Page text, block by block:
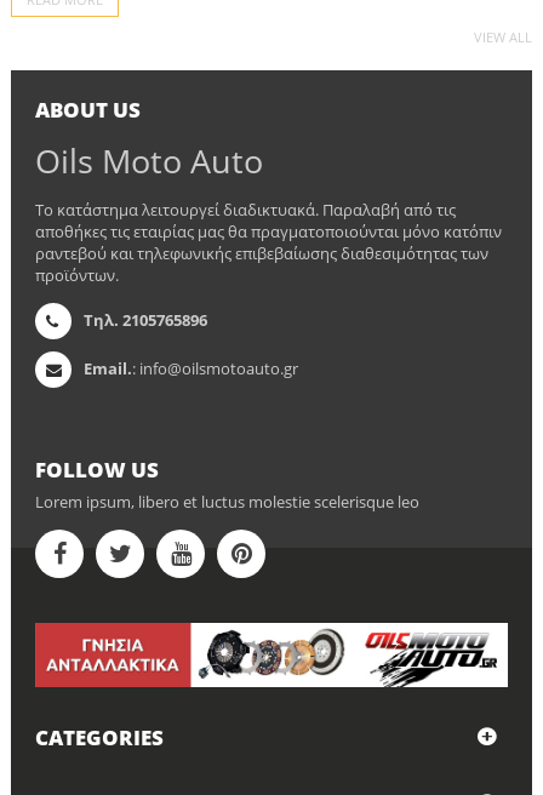
VIEW ALL
ABOUT US
Oils Moto Auto
Το κατάστημα λειτουργεί διαδικτυακά. Παραλαβή από τις
αποθήκες τις εταιρίας μας θα πραγματοποιούνται μόνο κατόπιν
ραντεβού και τηλεφωνικής επιβεβαίωσης διαθεσιμότητας των
προϊόντων.
Τηλ. 2105765896
Email.: info@oilsmotoauto.gr
FOLLOW US
Lorem ipsum, libero et luctus molestie scelerisque leo
CATEGORIES